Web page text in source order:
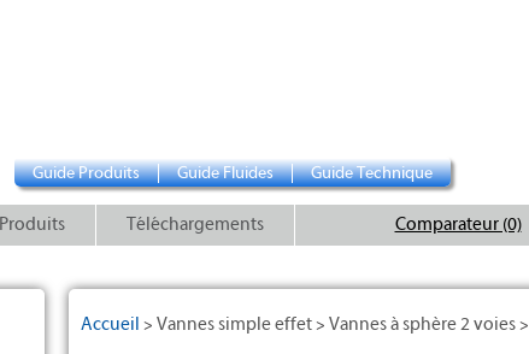
Guide Produits Guide Fluides Guide Technique
Produits Téléchargements Comparateur (0)
Accueil > Vannes simple effet > Vannes à sphère 2 voies >